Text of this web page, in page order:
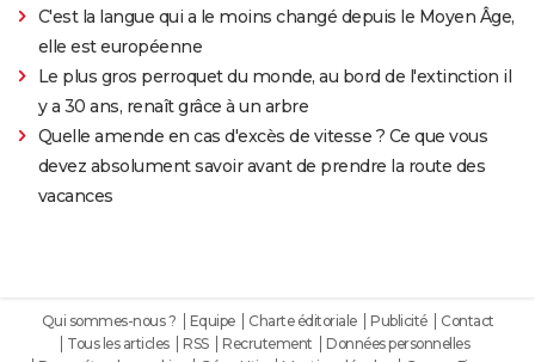
C'est la langue qui a le moins changé depuis le Moyen Âge,
elle est européenne
Le plus gros perroquet du monde, au bord de l'extinction il
y a 30 ans, renaît grâce à un arbre
Quelle amende en cas d'excès de vitesse ? Ce que vous
devez absolument savoir avant de prendre la route des
vacances
Qui sommes-nous ? Equipe Charte éditoriale Publicité
Contact
Tous les articles
RSS Recrutement
Données personnelles